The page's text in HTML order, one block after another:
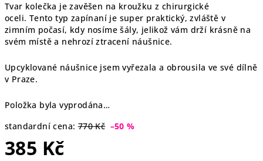
Tvar kolečka je zavěšen na kroužku z chirurgické
oceli. Tento typ zapínaní je super praktický, zvláště v
zimním počasí, kdy nosíme šály, jelikož vám drží krásně na
svém místě a nehrozí ztracení náušnice.
Upcyklované náušnice jsem vyřezala a obrousila ve své dílně
v Praze.
Položka byla vyprodána…
standardní cena: 770 Kč –50 %
385 Kč